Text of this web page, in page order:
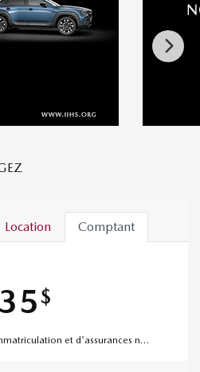
Location Comptant
$
TPS + TVQ, frais d'immatriculation et d'assurances non inclus.